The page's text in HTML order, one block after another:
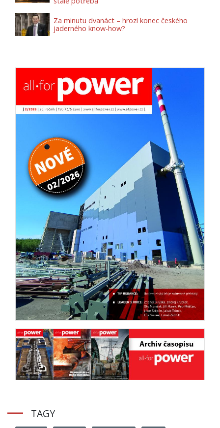
Za minutu dvanáct – hrozí konec českého
jaderného know-how?
TAGY